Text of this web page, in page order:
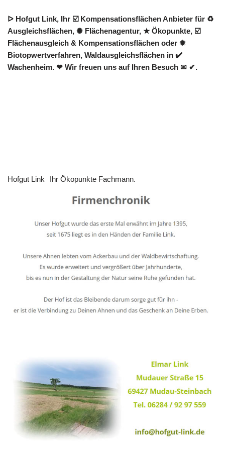
ᐅ Hofgut Link, Ihr ☑️ Kompensationsflächen Anbieter für ♻
Ausgleichsflächen, ✺ Flächenagentur, ★ Ökopunkte, ☑️
Flächenausgleich & Kompensationsflächen oder ✹
Biotopwertverfahren, Waldausgleichsflächen in ✔️
Wachenheim. ❤ Wir freuen uns auf Ihren Besuch ✉ ✔.
Hofgut Link Ihr Ökopunkte Fachmann.